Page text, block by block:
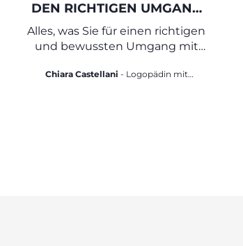
DEN RICHTIGEN UMGANG
MIT DEM NUGGI
Alles, was Sie für einen richtigen
und bewussten Umgang mit
Chiara Castellani